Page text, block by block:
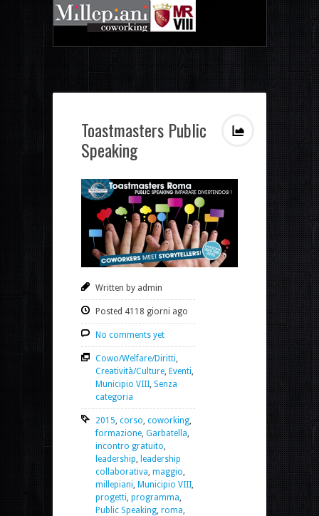
Toastmasters Public
Speaking
Written by admin
Posted 4118 giorni ago
No comments yet
Cowo/Welfare/Diritti
Creatività/Culture Eventi
Municipio VIII Senza
categoria
2015 corso coworking
formazione Garbatella
incontro gratuito
leadership
leadership
collaborativa maggio
millepiani Municipio VIII
progetti programma
Public Speaking roma